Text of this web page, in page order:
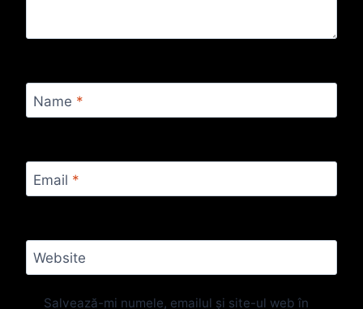
Name *
Email *
Website
Salvează-mi numele, emailul și site-ul web în